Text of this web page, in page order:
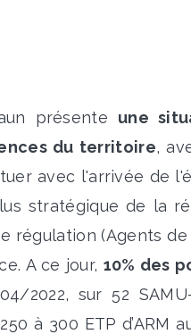
présente une
du territoire,
avec l'arrivée de
stratégique de la
régulation (Agents
A ce jour, 10% des
2022, sur 52
à 300 ETP d’ARM